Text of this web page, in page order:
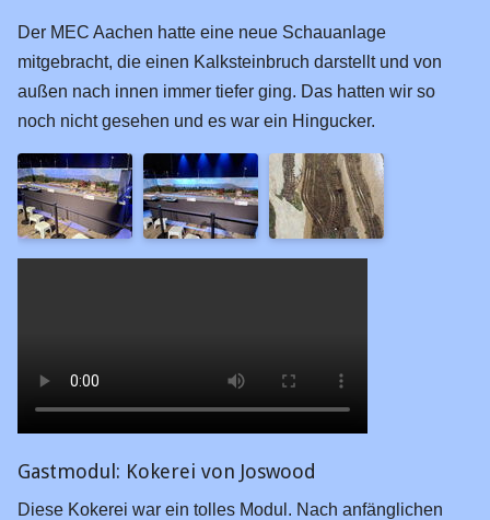
Der MEC Aachen hatte eine neue Schauanlage
mitgebracht, die einen Kalksteinbruch darstellt und von
außen nach innen immer tiefer ging. Das hatten wir so
noch nicht gesehen und es war ein Hingucker.
Gastmodul: Kokerei von Joswood
Diese Kokerei war ein tolles Modul. Nach anfänglichen